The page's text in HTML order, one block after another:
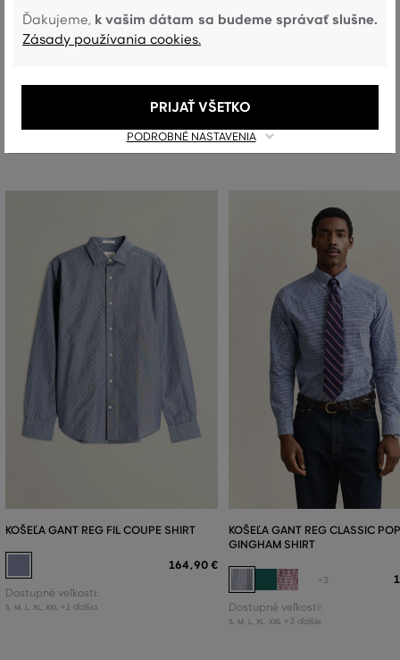
PRANIE BIELENIE SUŠENIE
Odporúčané produkty
KOŠEĽA GANT REG FIL COUPE SHIRT
164,90 €
Dostupné veľkosti:
S M L XL XXL +1 ďalšia
KOŠEĽA GANT REG CLASSIC
GINGHAM SHIRT
+3
Dostupné veľkosti:
S M L XL XXL +3 ďalšie
Ďakujeme, k vašim dátam sa budeme správať slušne.
Zásady používania cookies.
PODROBNÉ NASTAVENIA
PRIJAŤ VŠETKO